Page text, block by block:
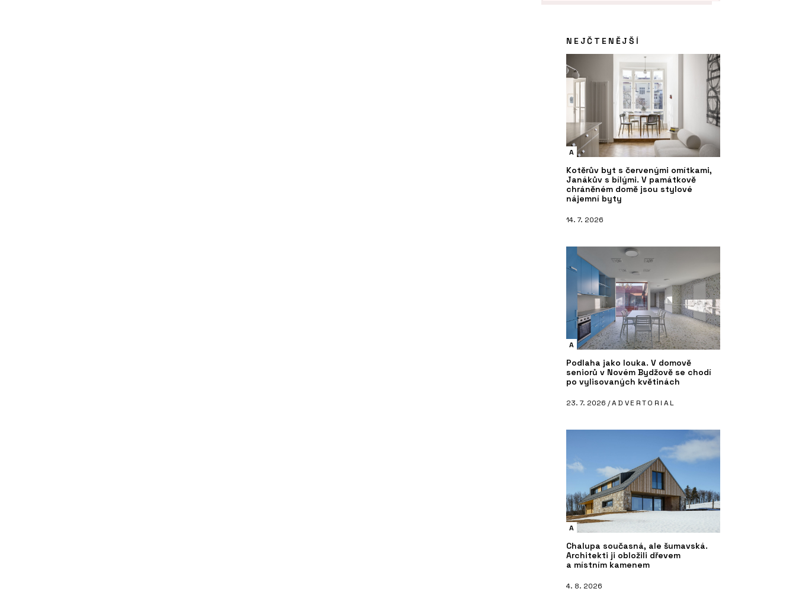
NEJČTENĚJŠÍ
A
Kotěrův byt s červenými omítkami,
Janákův s bílými. V památkově
chráněném domě jsou stylové
nájemní byty
14. 7. 2026
A
Podlaha jako louka. V domově
seniorů v Novém Bydžově se chodí
po vylisovaných květinách
23. 7. 2026 /ADVERTORIAL
A
Chalupa současná, ale šumavská.
Architekti ji obložili dřevem
a místním kamenem
4. 8. 2026